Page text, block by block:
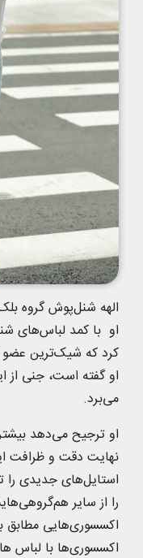
الهه شنل‌پوش گروه
او با کمد لباس‌های
کرد که شیک‌ترین
او گفته است، جنی از
می‌برد.
او ترجیح می‌دهد
نهایت دقت و ظرافت
استایل‌های جدیدی را
را از سایر
اکسسوری‌هایی
اکسسوری‌ها با لباس